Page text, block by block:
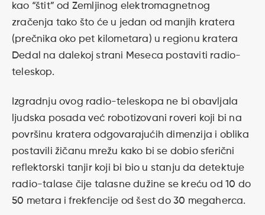
kao “štit” od Zemljinog elektromagnetnog
zračenja tako što će u jedan od manjih kratera
(prečnika oko pet kilometara) u regionu kratera
Dedal na dalekoj strani Meseca postaviti radio-
teleskop.
Izgradnju ovog radio-teleskopa ne bi obavljala
ljudska posada već robotizovani roveri koji bi na
površinu kratera odgovarajućih dimenzija i oblika
postavili žičanu mrežu kako bi se dobio sferični
reflektorski tanjir koji bi bio u stanju da detektuje
radio-talase čije talasne dužine se kreću od 10 do
50 metara i frekfencije od šest do 30 megaherca.